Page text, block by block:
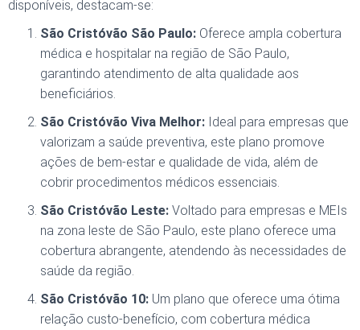
disponíveis, destacam-se:
São Cristóvão São Paulo: Oferece ampla cobertura
médica e hospitalar na região de São Paulo,
garantindo atendimento de alta qualidade aos
beneficiários.
São Cristóvão Viva Melhor: Ideal para empresas que
valorizam a saúde preventiva, este plano promove
ações de bem-estar e qualidade de vida, além de
cobrir procedimentos médicos essenciais.
São Cristóvão Leste: Voltado para empresas e MEIs
na zona leste de São Paulo, este plano oferece uma
cobertura abrangente, atendendo às necessidades de
saúde da região.
São Cristóvão 10: Um plano que oferece uma ótima
relação custo-benefício, com cobertura médica